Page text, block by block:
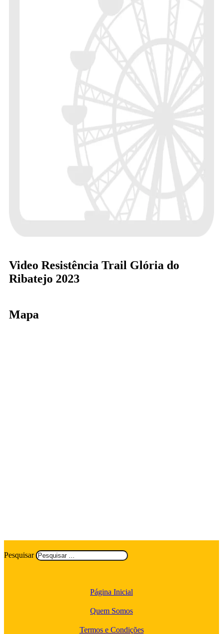
Video Resistência Trail Glória do
Ribatejo 2023
Mapa
Pesquisar
Página Inicial
Quem Somos
Termos e Condições